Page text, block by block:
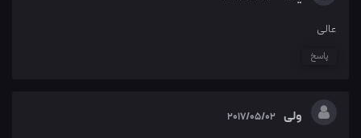
عالی
پاسخ
ولی 2017/05/02